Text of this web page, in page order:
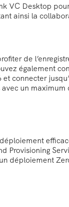
VC Desktop
ainsi la
de
également
connecter
un maximum
Provisioning
déploiement